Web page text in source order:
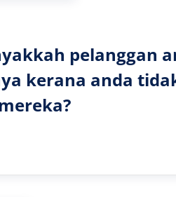
pelanggan
kerana anda